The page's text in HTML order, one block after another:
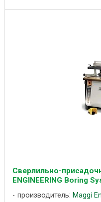
Сверлильно-
ENGINEERING Boring
производитель: Maggi